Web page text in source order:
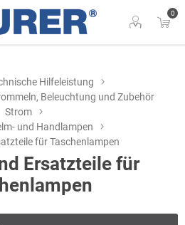
0
Hilfeleistung
Beleuchtung und Zubehör
Strom
und Handlampen
für Taschenlampen
Ersatzteile für